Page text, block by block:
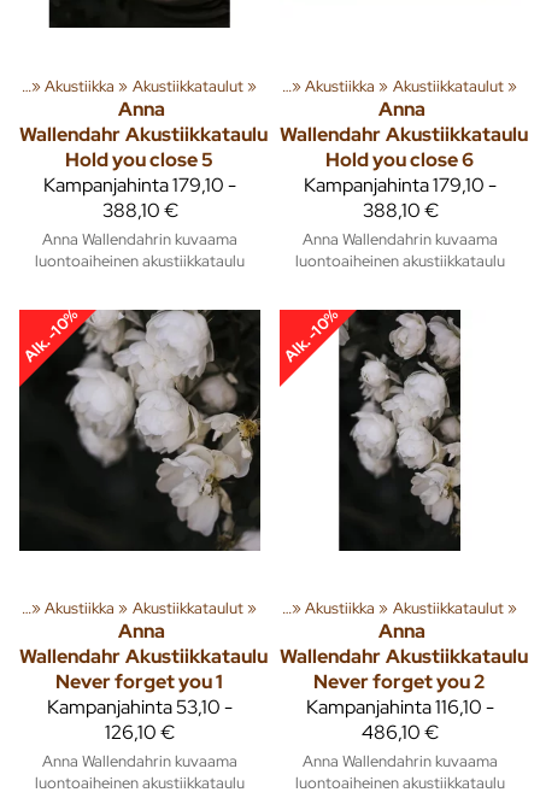
‪»Akustiikka ‪» Akustiikkataulut‪»
Anna
WallendahrAkustiikkataulu
Hold you close 5
Kampanjahinta179,10 -
388,10 €
Anna Wallendahrin kuvaama
luontoaiheinen akustiikkataulu
Tuoteryhmiä ja tuotteita‪»Sisusta‪»Akustiikka ‪» Akustiikkataulut‪»
Anna
WallendahrAkustiikkataulu
Hold you close 6
Kampanjahinta179,10 -
388,10 €
Anna Wallendahrin kuvaama
luontoaiheinen akustiikkataulu
Alk. -10%
‪»Akustiikka ‪» Akustiikkataulut‪»
Anna
WallendahrAkustiikkataulu
Never forget you 1
Kampanjahinta53,10 -
126,10 €
Anna Wallendahrin kuvaama
luontoaiheinen akustiikkataulu
Alk. -10%
Tuoteryhmiä ja tuotteita‪»Sisusta‪»Akustiikka ‪» Akustiikkataulut‪»
Anna
WallendahrAkustiikkataulu
Never forget you 2
Kampanjahinta116,10 -
486,10 €
Anna Wallendahrin kuvaama
luontoaiheinen akustiikkataulu